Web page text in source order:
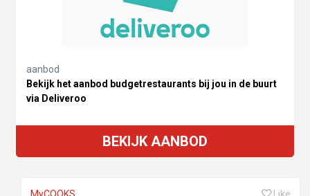
aanbod
Bekijk het aanbod budgetrestaurants bij jou in de buurt
via Deliveroo
BEKIJK AANBOD